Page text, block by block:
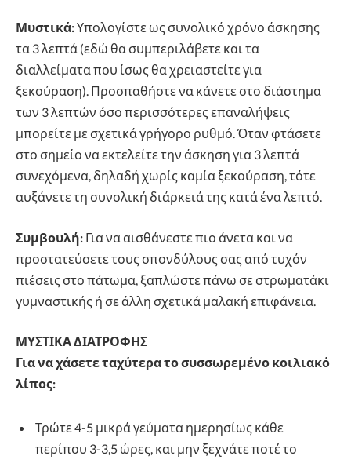
Μυστικά:Υπολογίστε ως συνολικό χρόνο άσκησης
τα 3 λεπτά (εδώ θα συμπεριλάβετε και τα
διαλλείματα που ίσως θα χρειαστείτε για
ξεκούραση). Προσπαθήστε να κάνετε στο διάστημα
των 3 λεπτών όσο περισσότερες επαναλήψεις
μπορείτε με σχετικά γρήγορο ρυθμό. Όταν φτάσετε
στο σημείο να εκτελείτε την άσκηση για 3 λεπτά
συνεχόμενα, δηλαδή χωρίς καμία ξεκούραση, τότε
αυξάνετε τη συνολική διάρκειά της κατά ένα λεπτό.
Συμβουλή: Για να αισθάνεστε πιο άνετα και να
προστατεύσετε τους σπονδύλους σας από τυχόν
πιέσεις στο πάτωμα, ξαπλώστε πάνω σε στρωματάκι
γυμναστικής ή σε άλλη σχετικά μαλακή επιφάνεια.
ΜΥΣΤΙΚΑ ΔΙΑΤΡΟΦΗΣ
Για να χάσετε ταχύτερα το συσσωρεμένο κοιλιακό
λίπος:
Τρώτε 4-5 μικρά γεύματα ημερησίως κάθε
περίπου 3-3,5 ώρες, και μην ξεχνάτε ποτέ το